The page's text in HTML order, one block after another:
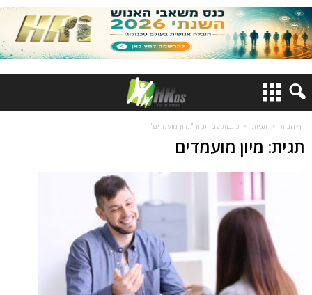
דף הבית תגיות כתבות עם תגית "מיון מועמדים"
תגית: מיון מועמדים